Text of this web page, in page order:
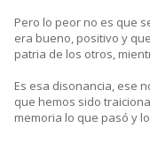
Pero lo peor no es que
era bueno, positivo y
patria de los otros,
Es esa disonancia, ese
que hemos sido
memoria lo que pasó y